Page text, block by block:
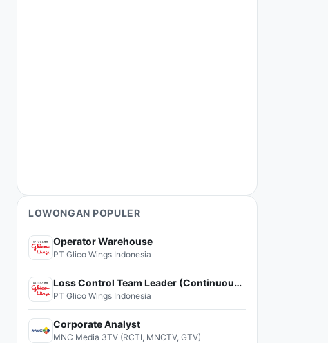
LOWONGAN POPULER
Operator Warehouse
PT Glico Wings Indonesia
Loss Control Team Leader (Continuous Improvement)
PT Glico Wings Indonesia
Corporate Analyst
MNC Media 3TV (RCTI, MNCTV, GTV)